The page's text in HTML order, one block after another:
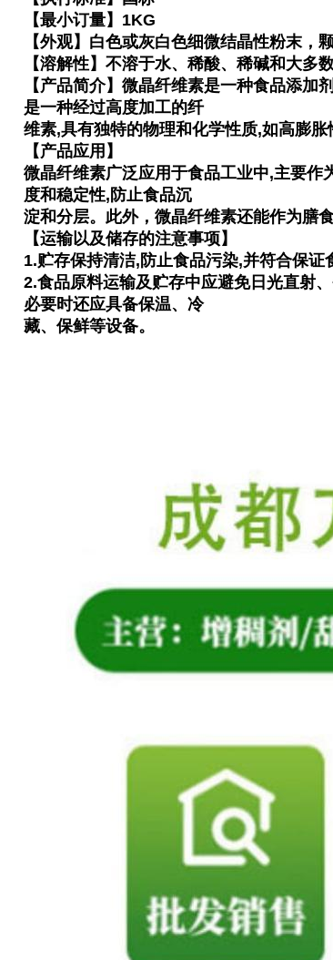
【最小订量】1KG
【外观】白色或灰白色细微结晶性粉末，
【溶解性】不溶于水、稀酸、稀碱和大多
【产品简介】微晶纤维素是一种食品添
是一种经过高度加工的纤
维素,具有独特的物理和化学性质,如高膨胀
【产品应用】
微晶纤维素广泛应用于食品工业中,主要作
度和稳定性,防止食品沉
淀和分层。此外，微晶纤维素还能作为膳
【运输以及储存的注意事项】
1.贮存保持清洁,防止食品污染,并符合保证
2.食品原料运输及贮存中应避免日光直射
必要时还应具备保温、冷
藏、保鲜等设备。